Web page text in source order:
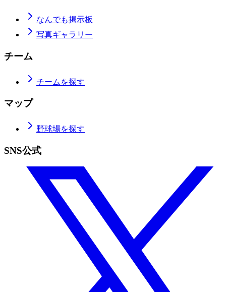
なんでも掲示板
写真ギャラリー
チーム
チームを探す
マップ
野球場を探す
SNS公式